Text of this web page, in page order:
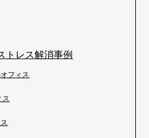
トレス解消事例
フィス
ス